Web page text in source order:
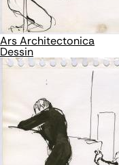
Ars Architectonica
Dessin